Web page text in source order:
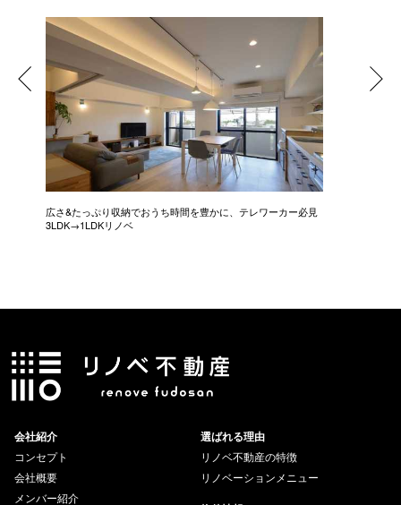
広さ&たっぷり収納でおうち時間を豊かに、テレワーカー必見
3LDK→1LDKリノベ
会社紹介
コンセプト
会社概要
メンバー紹介
選ばれる理由
リノベ不動産の特徴
リノベーションメニュー